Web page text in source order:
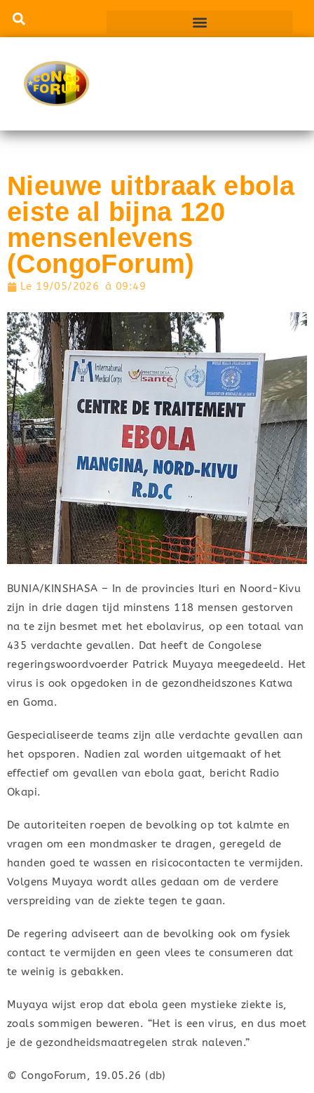
Nieuwe uitbraak ebola
eiste al bijna 120
mensenlevens
(CongoForum)
Le 19/05/2026 à 09:49
BUNIA/KINSHASA – In de provincies Ituri en Noord-Kivu
zijn in drie dagen tijd minstens 118 mensen gestorven
na te zijn besmet met het ebolavirus, op een totaal van
435 verdachte gevallen. Dat heeft de Congolese
regeringswoordvoerder Patrick Muyaya meegedeeld. Het
virus is ook opgedoken in de gezondheidszones Katwa
en Goma.
Gespecialiseerde teams zijn alle verdachte gevallen aan
het opsporen. Nadien zal worden uitgemaakt of het
effectief om gevallen van ebola gaat, bericht Radio
Okapi.
De autoriteiten roepen de bevolking op tot kalmte en
vragen om een mondmasker te dragen, geregeld de
handen goed te wassen en risicocontacten te vermijden.
Volgens Muyaya wordt alles gedaan om de verdere
verspreiding van de ziekte tegen te gaan.
De regering adviseert aan de bevolking ook om fysiek
contact te vermijden en geen vlees te consumeren dat
te weinig is gebakken.
Muyaya wijst erop dat ebola geen mystieke ziekte is,
zoals sommigen beweren. “Het is een virus, en dus moet
je de gezondheidsmaatregelen strak naleven.”
© CongoForum, 19.05.26 (db)